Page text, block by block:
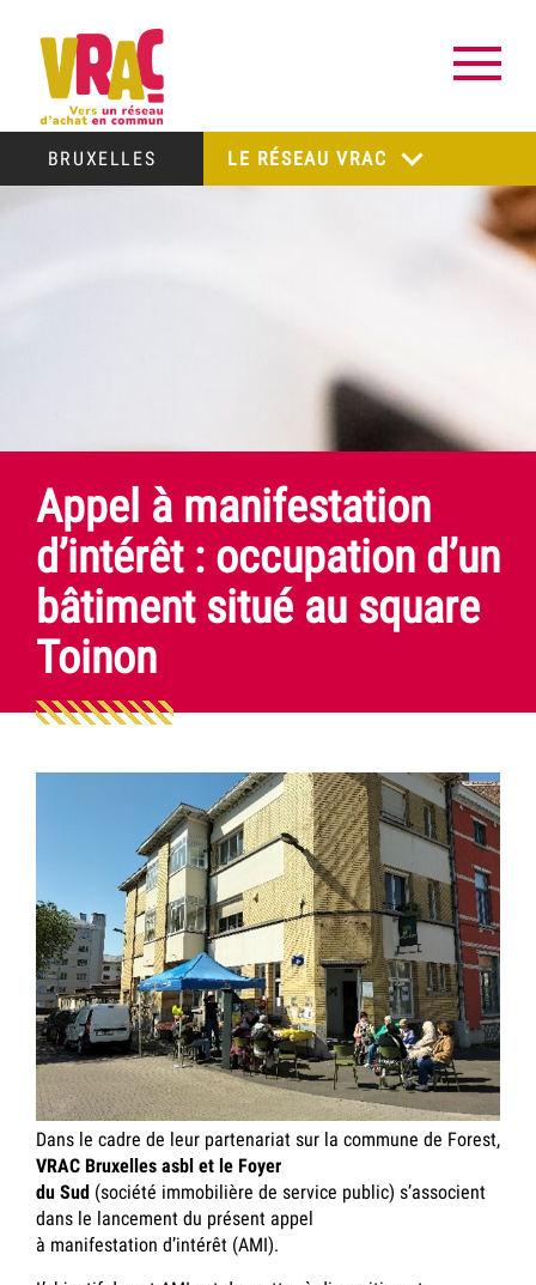
BRUXELLES LE RÉSEAU VRAC
Appel à manifestation
d’intérêt : occupation d’un
bâtiment situé au square
Toinon
Dans le cadre de leur partenariat sur la commune de Forest,
VRAC Bruxelles asbl et le Foyer
du Sud (société immobilière de service public) s’associent
dans le lancement du présent appel
à manifestation d’intérêt (AMI).